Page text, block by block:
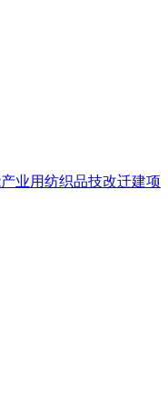
业用纺织品技改迁建项